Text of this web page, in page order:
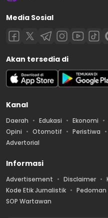
Media Sosial
Akan tersedia di
Kanal
Daerah Edukasi Ekonomi
Opini
Otomotif Peristiwa
Advertorial
Informasi
Advertisement Disclaimer
Kode Etik Jurnalistik
Pedoman
SOP Wartawan